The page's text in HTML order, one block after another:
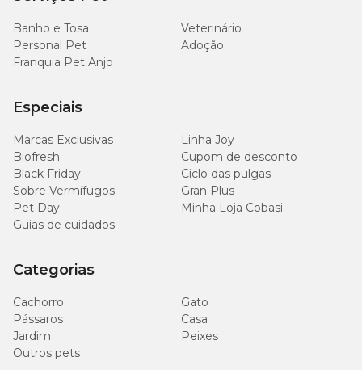
Banho e Tosa
Veterinário
Personal Pet
Adoção
Franquia Pet Anjo
Especiais
Marcas Exclusivas
Linha Joy
Biofresh
Cupom de desconto
Black Friday
Ciclo das pulgas
Sobre Vermífugos
Gran Plus
Pet Day
Minha Loja Cobasi
Guias de cuidados
Categorias
Cachorro
Gato
Pássaros
Casa
Jardim
Peixes
Outros pets